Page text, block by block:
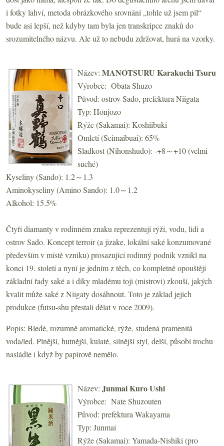
i fotky lahví, metoda obrázkového srovnání „tohle už jsem pil“
bude asi lepší, než kdyby tam byla jen transkripce znaků do
srozumitelného názvu. Ale už to nebudu zdržovat, hurá na vzorky.
Název: MANOTSURU Karakuchi Tsuru
Výrobce: Obata Shuzo
Původ: ostrov Sado, prefektura Niigata
Typ: Honjozo
Rýže (Sakamai): Koshiibuki
Omletí (Seimaibuai): 65%
Sladkost (Nihonshudo): -+8～+10 (velmi
suché)
Kyseliny (Sando): 1.2～1.3
Aminokyseliny (Amino Sando): 1.0～1.2
Alkohol: 15.5%
Čtyři diamanty v rodinném znaku reprezentují rýži, vodu, lidi a
ostrov Sado. Koncept terroir (a jizake, lokální saké konzumované
především v místě vzniku) prosazující rodinný podnik vznikl na
konci 19. století a nyní je jedním z těch, co kompletně opouštějí
základní řady saké a i díky mladému toji (mistrovi) zkouší, jakých
kvalit může saké z Niigaty dosáhnout. Toto je základ jejich
produkce (futsu-shu přestali dělat v roce 2009).
Popis: Bledé, rozumně aromatické, rýže, studená pramenitá
voda/led. Plnější, hutnější, kulaté, silnější styl, delší, působí trochu
nasládle i když by papírově nemělo.
Název: Junmai Kuro Ushi
Výrobce: Nate Shuzouten
Původ: prefektura Wakayama
Typ: Junmai
Rýže (Sakamai): Yamada-Nishiki (pro